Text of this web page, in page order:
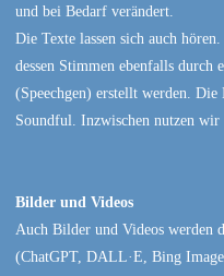
und bei Bedarf verändert.
Die Texte lassen sich auch
dessen Stimmen ebenfalls
(Speechgen) erstellt werden.
Soundful. Inzwischen nutzen wir
Bilder und Videos
Auch Bilder und Videos werden
(ChatGPT, DALL·E, Bing